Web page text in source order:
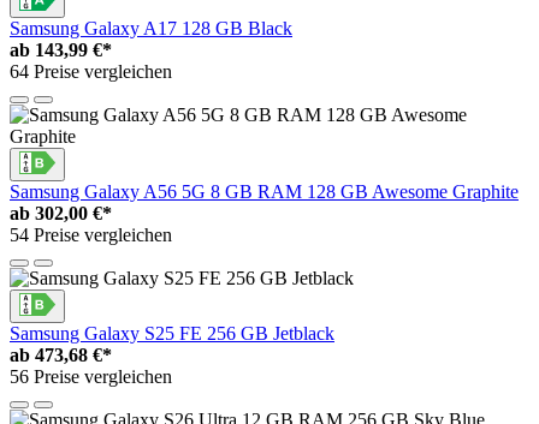
Samsung Galaxy A17 128 GB Black
ab 143,99 €*
64 Preise vergleichen
Samsung Galaxy A56 5G 8 GB RAM 128 GB Awesome Graphite
ab 302,00 €*
54 Preise vergleichen
Samsung Galaxy S25 FE 256 GB Jetblack
ab 473,68 €*
56 Preise vergleichen